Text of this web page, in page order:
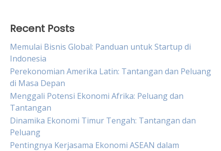
Recent Posts
Memulai Bisnis Global: Panduan untuk Startup di
Indonesia
Perekonomian Amerika Latin: Tantangan dan Peluang
di Masa Depan
Menggali Potensi Ekonomi Afrika: Peluang dan
Tantangan
Dinamika Ekonomi Timur Tengah: Tantangan dan
Peluang
Pentingnya Kerjasama Ekonomi ASEAN dalam